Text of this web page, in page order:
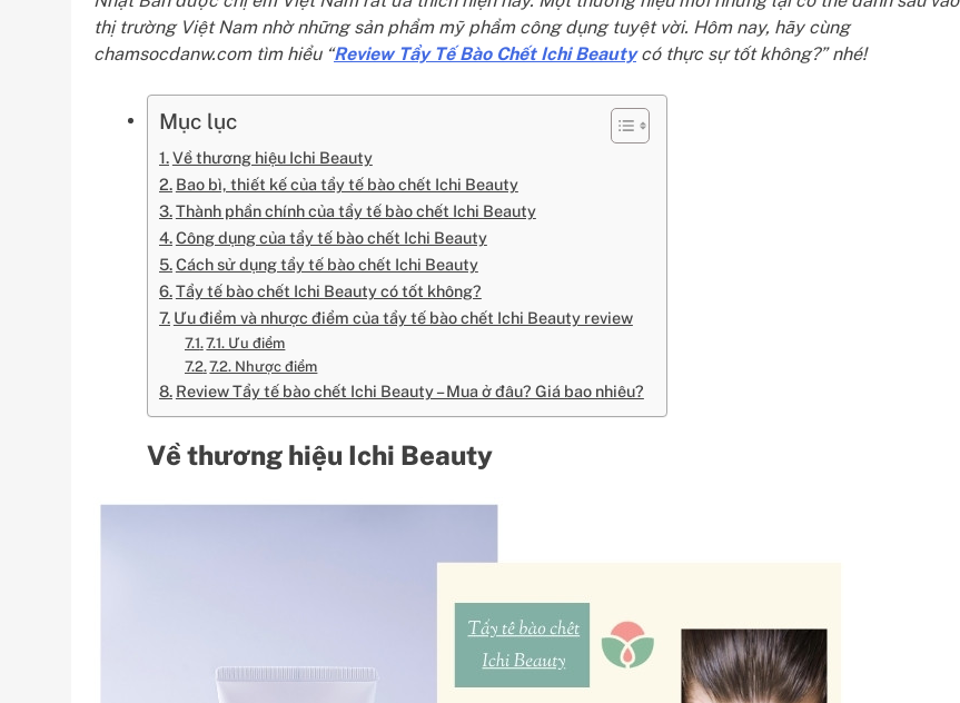
thị trường Việt Nam nhờ những sản phẩm mỹ phẩm công dụng tuyệt vời. Hôm nay, hãy cùng
chamsocdanw.com tìm hiểu “Review Tẩy Tế Bào Chết Ichi Beautycó thực sự tốt không?” nhé!
Mục lục
Về thương hiệu Ichi Beauty
Bao bì, thiết kế của tẩy tế bào chết Ichi Beauty
Thành phần chính của tẩy tế bào chết Ichi Beauty
Công dụng của tẩy tế bào chết Ichi Beauty
Cách sử dụng tẩy tế bào chết Ichi Beauty
Tẩy tế bào chết Ichi Beauty có tốt không?
Ưu điểm và nhược điểm của tẩy tế bào chết Ichi Beauty review
7.1. Ưu điểm
7.2. Nhược điểm
Review Tẩy tế bào chết Ichi Beauty – Mua ở đâu? Giá bao nhiêu?
Về thương hiệu Ichi Beauty